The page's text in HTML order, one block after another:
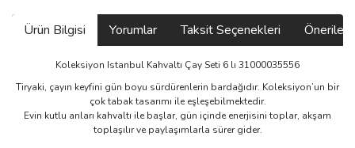
Ürün Bilgisi Yorumlar Taksit Seçenekleri
Koleksiyon Istanbul Kahvaltı Çay Seti 6 lı 31000035556
Tiryaki, çayın keyfini gün boyu sürdürenlerin bardağıdır. Koleksiyon’un bir
çok tabak tasarımı ile eşleşebilmektedir.
Evin kutlu anları kahvaltı ile başlar, gün içinde enerjisini toplar, akşam
toplaşılır ve paylaşımlarla sürer gider.